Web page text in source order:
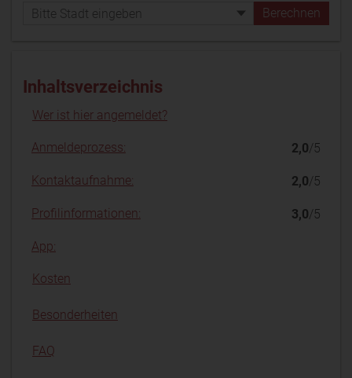
Inhaltsverzeichnis
Wer ist hier angemeldet?
Anmeldeprozess: 2,0/5
Kontaktaufnahme: 2,0/5
Profilinformationen: 3,0/5
App:
Kosten
Besonderheiten
FAQ